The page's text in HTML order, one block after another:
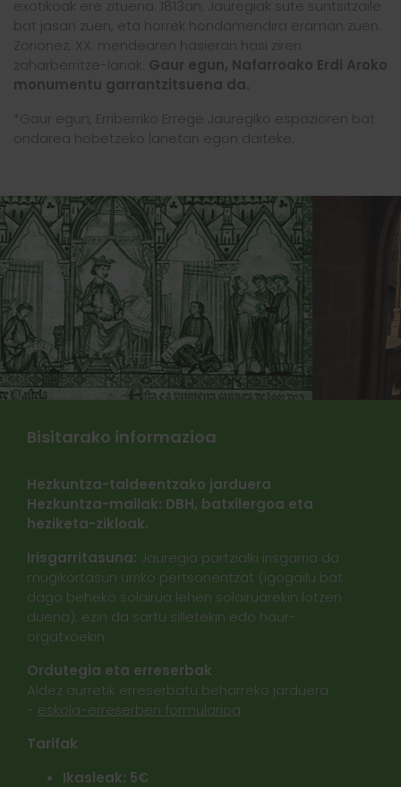
exotikoak ere zituena. 1813an, Jauregiak sute suntsitzaile
bat jasan zuen, eta horrek hondamendira eraman zuen.
Zorionez, XX. mendearen hasieran hasi ziren
zaharberritze-lanak. Gaur egun, Nafarroako Erdi Aroko
monumentu garrantzitsuena da.
*Gaur egun, Erriberriko Errege Jauregiko espazioren bat
ondarea hobetzeko lanetan egon daiteke.
Bisitarako informazioa
Hezkuntza-taldeentzako jarduera
Hezkuntza-mailak: DBH, batxilergoa eta
heziketa-zikloak.
Irisgarritasuna: Jauregia partzialki irisgarria da
mugikortasun urriko pertsonentzat (igogailu bat
dago beheko solairua lehen solairuarekin lotzen
duena); ezin da sartu silletekin edo haur-
orgatxoekin.
Ordutegia eta erreserbak
Aldez aurretik erreserbatu beharreko jarduera
- eskola-erreserben formularioa
Tarifak
Ikasleak: 5€